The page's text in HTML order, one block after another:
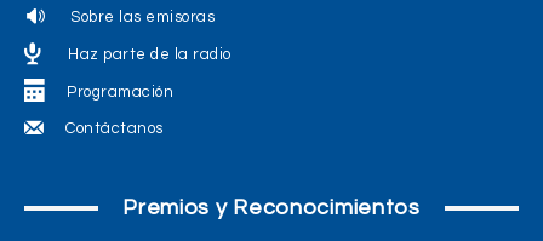
Sobre las emisoras
Haz parte de la radio
Programación
Contáctanos
Premios y Reconocimientos